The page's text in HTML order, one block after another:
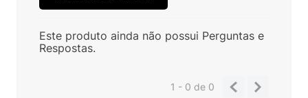
Este produto ainda não possui Perguntas e
Respostas.
1 - 0de 0